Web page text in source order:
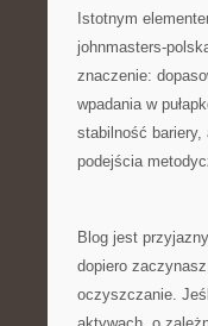
Istotnym
johnmasters-
znaczenie:
wpadania w
stabilność
podejścia
Blog jest
dopiero
oczyszczanie.